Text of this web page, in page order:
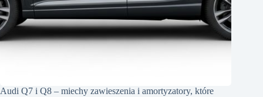
Audi Q7 i Q8 – miechy zawieszenia i amortyzatory, które